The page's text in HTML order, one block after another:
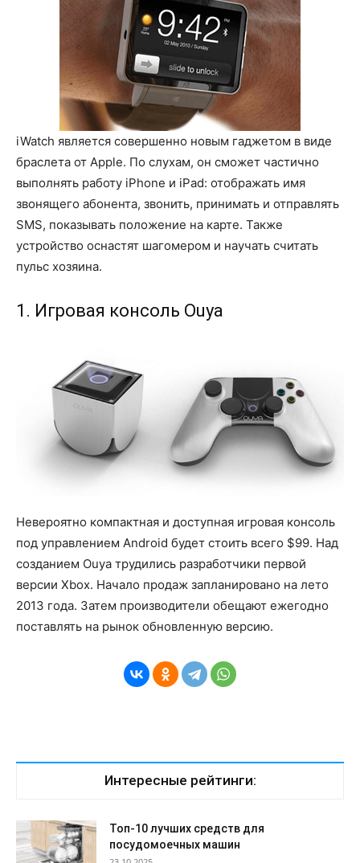
iWatch является совершенно новым гаджетом в виде
браслета от Apple. По слухам, он сможет частично
выполнять работу iPhone и iPad: отображать имя
звонящего абонента, звонить, принимать и отправлять
SMS, показывать положение на карте. Также
устройство оснастят шагомером и научать считать
пульс хозяина.
1. Игровая консоль Ouya
Невероятно компактная и доступная игровая консоль
под управлением Android будет стоить всего $99. Над
созданием Ouya трудились разработчики первой
версии Xbox. Начало продаж запланировано на лето
2013 года. Затем производители обещают ежегодно
поставлять на рынок обновленную версию.
Интересные рейтинги:
Топ-10 лучших средств для
посудомоечных машин